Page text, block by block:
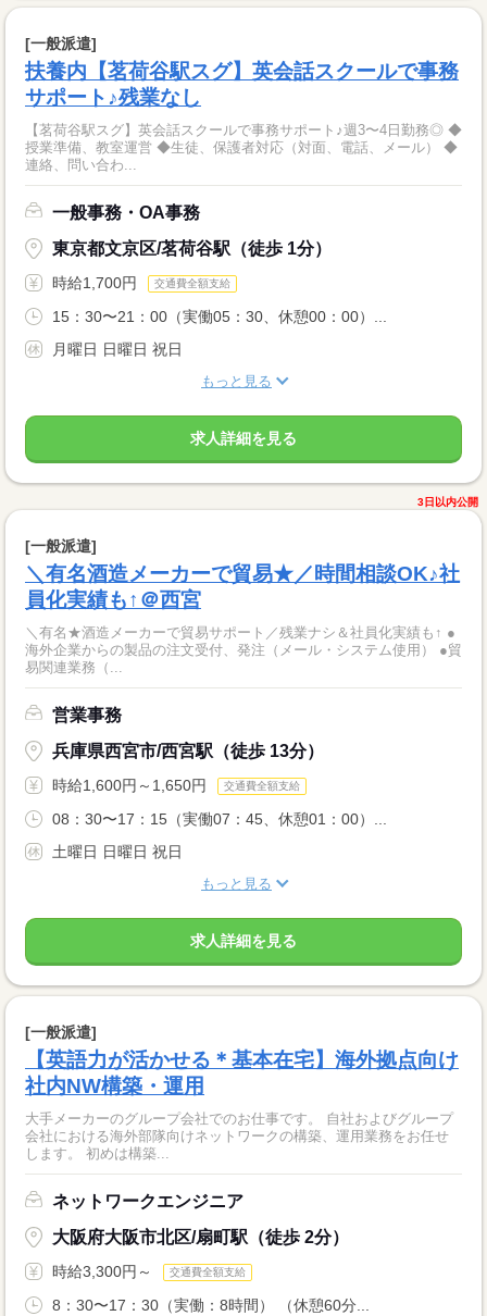
[一般派遣]
扶養内【茗荷谷駅スグ】英会話スクールで事務
サポート♪残業なし
【茗荷谷駅スグ】英会話スクールで事務サポート♪週3〜4日勤務◎ ◆
授業準備、教室運営 ◆生徒、保護者対応（対面、電話、メール） ◆
連絡、問い合わ...
一般事務・OA事務
東京都文京区/茗荷谷駅（徒歩 1分）
時給1,700円 交通費全額支給
15：30〜21：00（実働05：30、休憩00：00）...
月曜日 日曜日 祝日
もっと見る
求人詳細を見る
3日以内公開
[一般派遣]
＼有名酒造メーカーで貿易★／時間相談OK♪社
員化実績も↑＠西宮
＼有名★酒造メーカーで貿易サポート／残業ナシ＆社員化実績も↑ ●
海外企業からの製品の注文受付、発注（メール・システム使用） ●貿
易関連業務（...
営業事務
兵庫県西宮市/西宮駅（徒歩 13分）
時給1,600円～1,650円 交通費全額支給
08：30〜17：15（実働07：45、休憩01：00）...
土曜日 日曜日 祝日
もっと見る
求人詳細を見る
[一般派遣]
【英語力が活かせる＊基本在宅】海外拠点向け
社内NW構築・運用
大手メーカーのグループ会社でのお仕事です。 自社およびグループ
会社における海外部隊向けネットワークの構築、運用業務をお任せ
します。 初めは構築...
ネットワークエンジニア
大阪府大阪市北区/扇町駅（徒歩 2分）
時給3,300円～ 交通費全額支給
8：30〜17：30（実働：8時間） （休憩60分...